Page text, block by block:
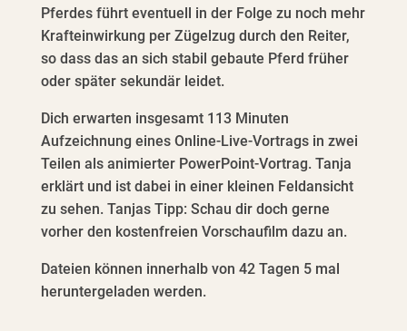
Pferdes führt eventuell in der Folge zu noch mehr
Krafteinwirkung per Zügelzug durch den Reiter,
so dass das an sich stabil gebaute Pferd früher
oder später sekundär leidet.
Dich erwarten insgesamt 113 Minuten
Aufzeichnung eines Online-Live-Vortrags in zwei
Teilen als animierter PowerPoint-Vortrag. Tanja
erklärt und ist dabei in einer kleinen Feldansicht
zu sehen. Tanjas Tipp: Schau dir doch gerne
vorher den kostenfreien Vorschaufilm dazu an.
Dateien können innerhalb von 42 Tagen 5 mal
heruntergeladen werden.